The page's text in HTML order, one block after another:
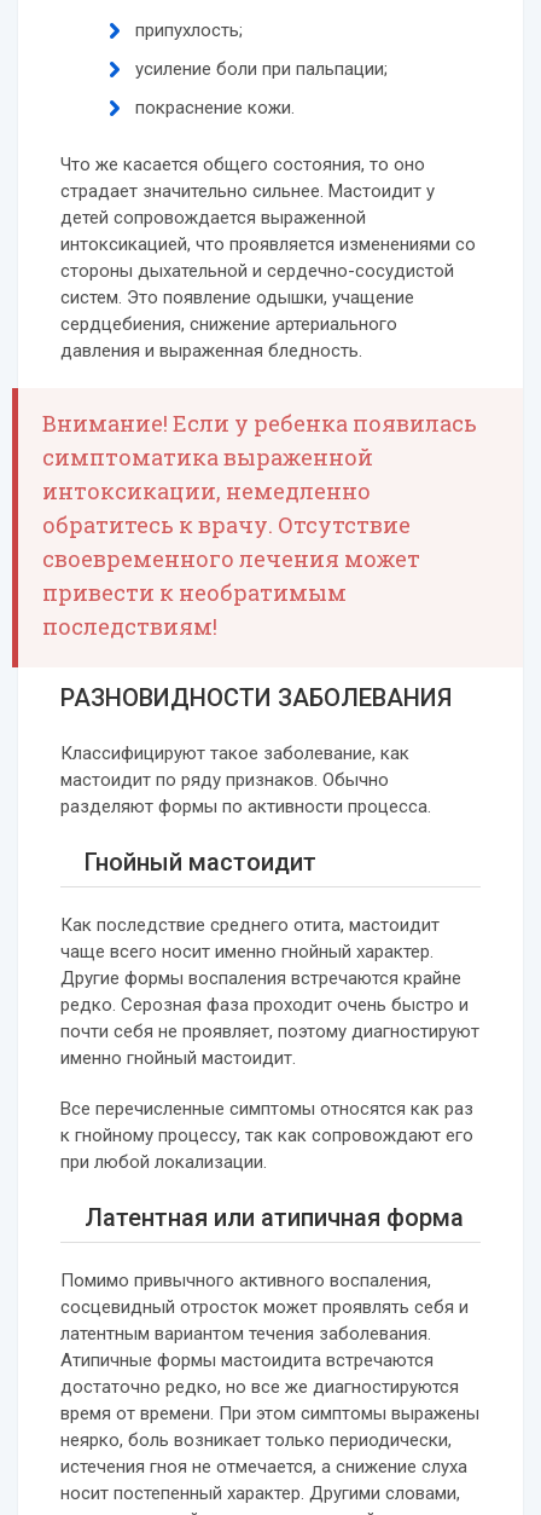
припухлость;
усиление боли при пальпации;
покраснение кожи.
Что же касается общего состояния, то оно
страдает значительно сильнее. Мастоидит у
детей сопровождается выраженной
интоксикацией, что проявляется изменениями со
стороны дыхательной и сердечно-сосудистой
систем. Это появление одышки, учащение
сердцебиения, снижение артериального
давления и выраженная бледность.
Внимание! Если у ребенка появилась
симптоматика выраженной
интоксикации, немедленно
обратитесь к врачу. Отсутствие
своевременного лечения может
привести к необратимым
последствиям!
РАЗНОВИДНОСТИ ЗАБОЛЕВАНИЯ
Классифицируют такое заболевание, как
мастоидит по ряду признаков. Обычно
разделяют формы по активности процесса.
Гнойный мастоидит
Как последствие среднего отита, мастоидит
чаще всего носит именно гнойный характер.
Другие формы воспаления встречаются крайне
редко. Серозная фаза проходит очень быстро и
почти себя не проявляет, поэтому диагностируют
именно гнойный мастоидит.
Все перечисленные симптомы относятся как раз
к гнойному процессу, так как сопровождают его
при любой локализации.
Латентная или атипичная форма
Помимо привычного активного воспаления,
сосцевидный отросток может проявлять себя и
латентным вариантом течения заболевания.
Атипичные формы мастоидита встречаются
достаточно редко, но все же диагностируются
время от времени. При этом симптомы выражены
неярко, боль возникает только периодически,
истечения гноя не отмечается, а снижение слуха
носит постепенный характер. Другими словами,